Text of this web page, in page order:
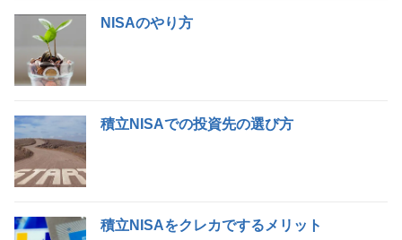
NISAのやり方
積立NISAでの投資先の選び方
積立NISAをクレカでするメリット